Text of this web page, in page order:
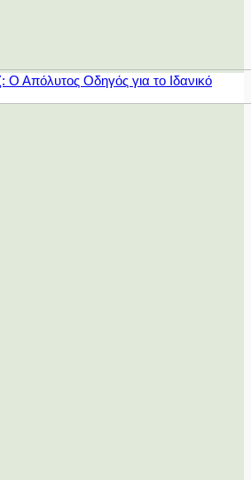
Ο Απόλυτος Οδηγός για το Ιδανικό